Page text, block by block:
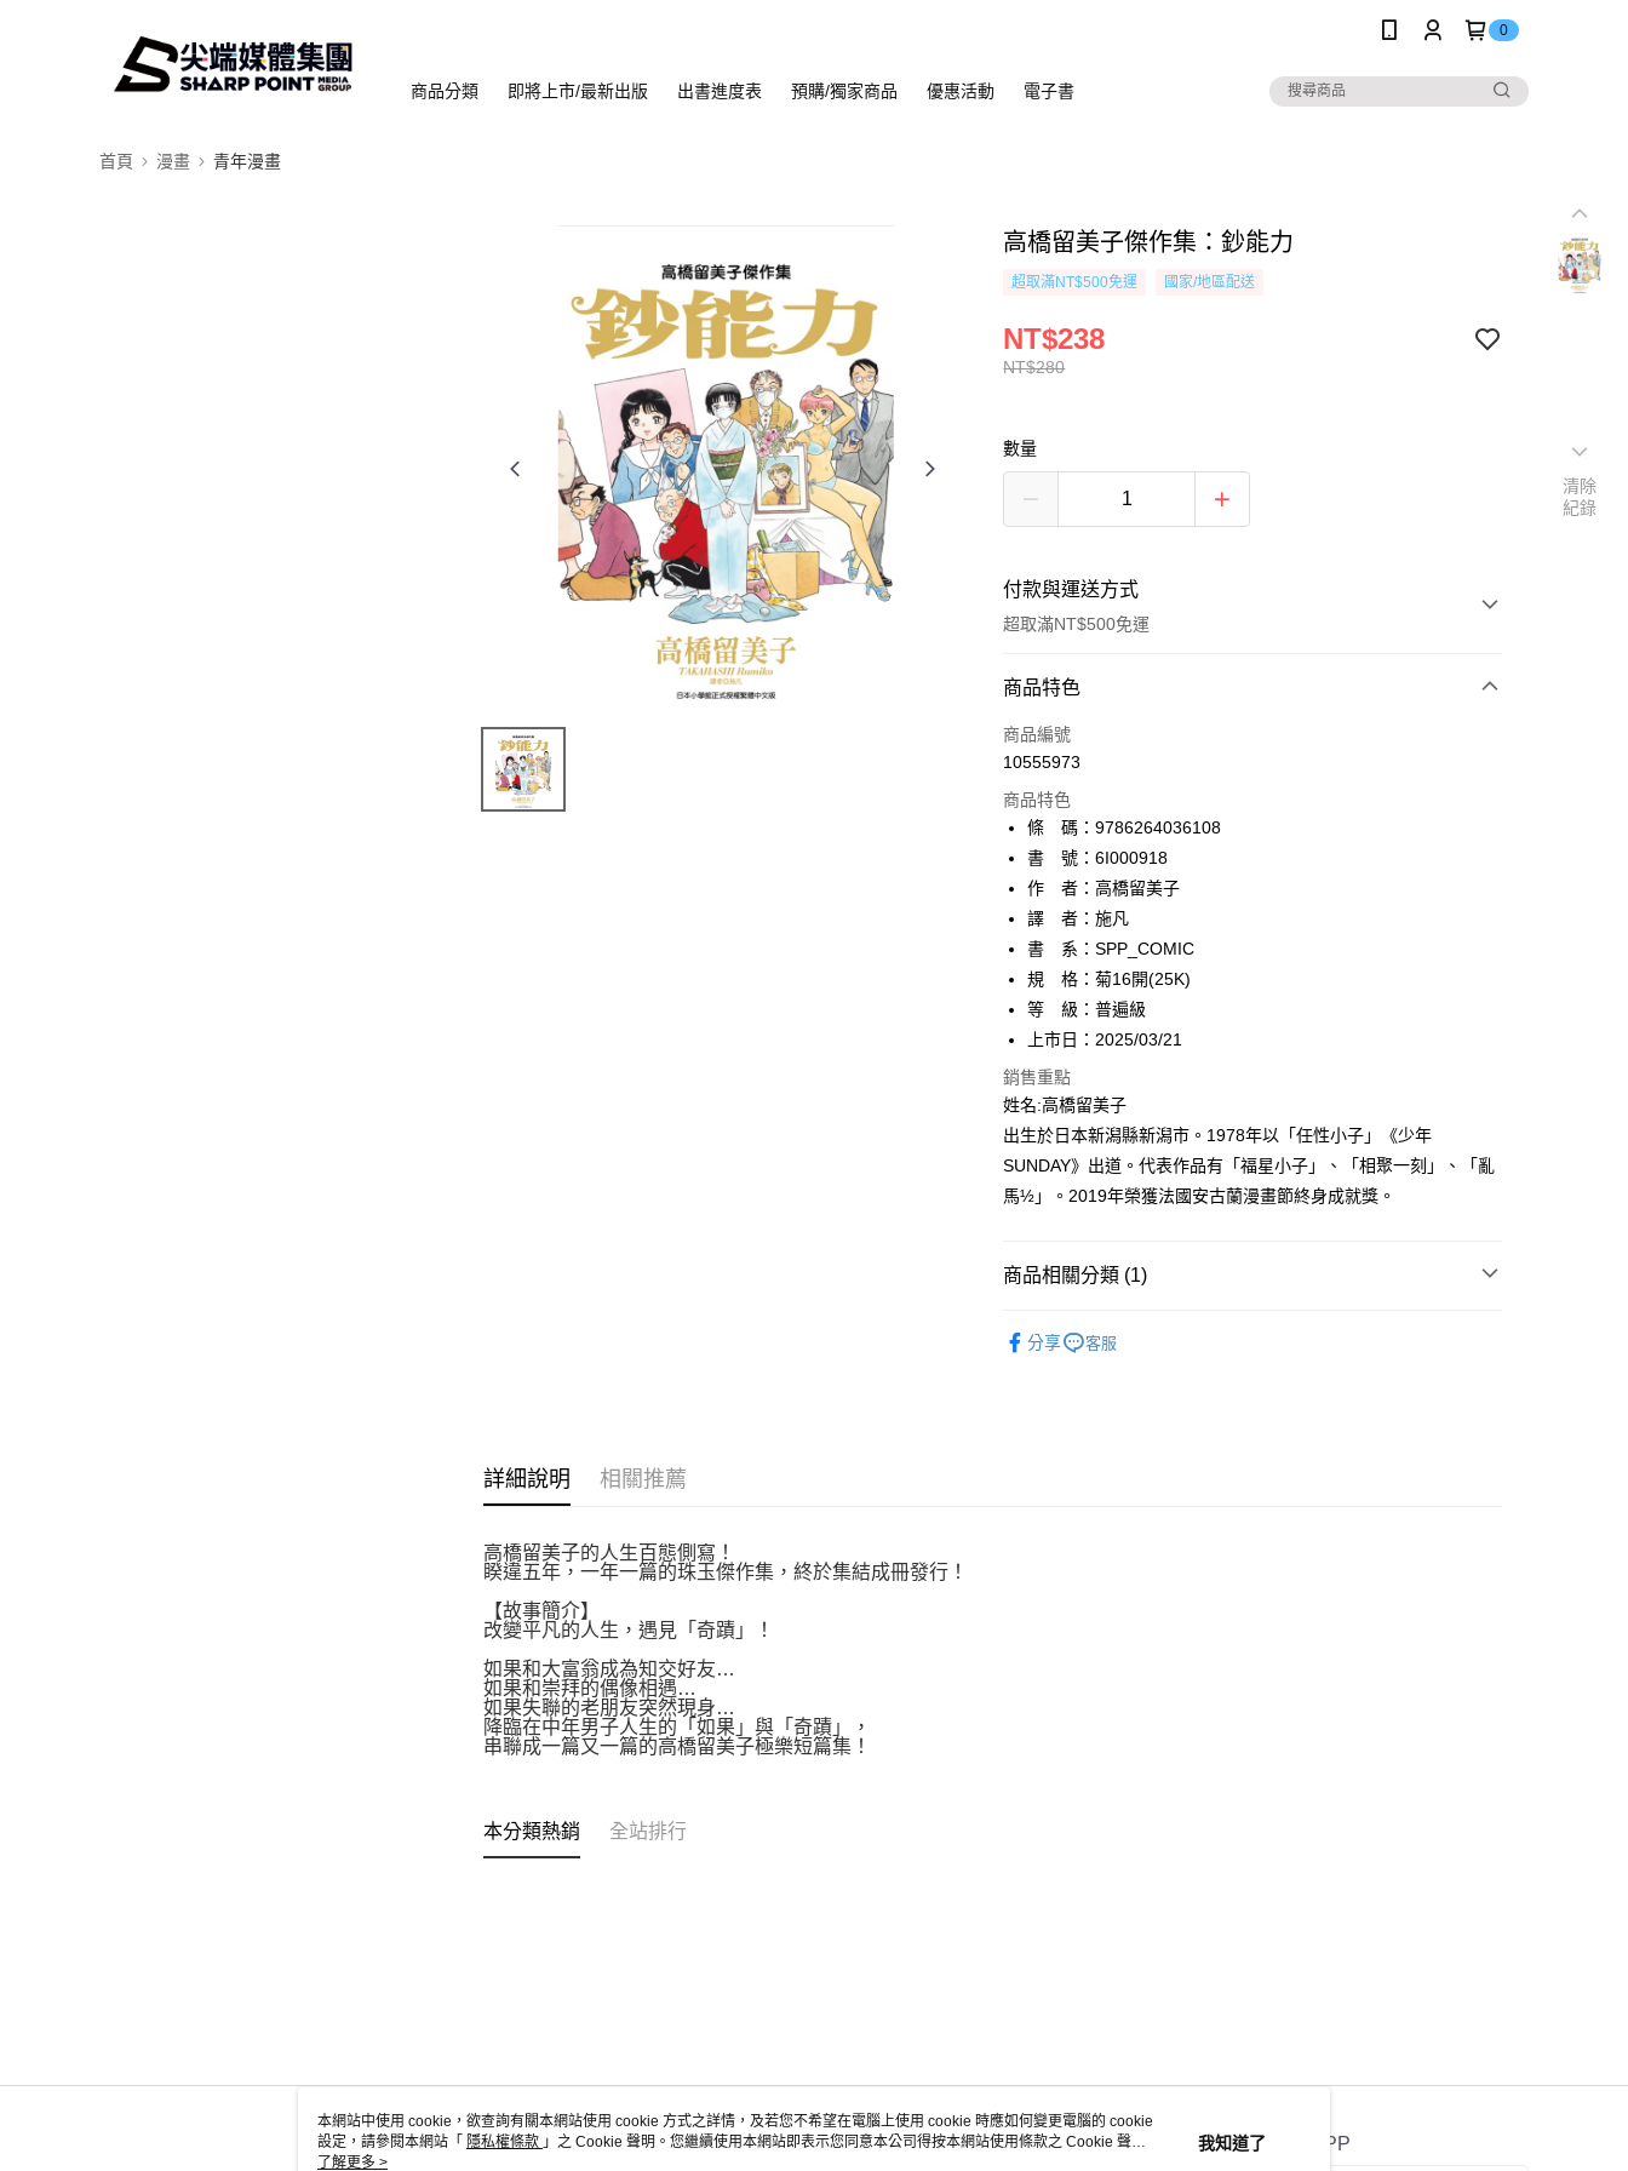
0
商品分類 即將上市/最新出版 出書進度表 預購/獨家商品 優惠活動 電子書
首頁 漫畫 青年漫畫
高橋留美子傑作集：鈔能力
超取滿NT$500免運 國家/地區配送
NT$280
NT$238
數量
付款與運送方式
超取滿NT$500免運
付款方式
信用卡一次付款
AFTEE先享後付
相關說明
AFTEE先享後付是「在收到商品之後才付款」的支付方式。 讓您購物簡單
便利好安心！
１．簡單：不需註冊會員、不需綁卡、不需儲值。
２．便利：只要手機號碼，簡訊認證，即可結帳。
３．安心：先確認商品／服務後，再付款。
１．於結帳方式選擇「AFTEE先享後付」後，將跳轉至「AFTEE先享後
付」結帳頁面，進行簡訊認證並確認金額後，即可完成結帳。
２．訂單成立數日內，您將收到繳費通知簡訊。
３．收到繳費通知簡訊後14天內，點擊此簡訊中的連結，可透過四大超商
／ATM／網路銀行／等多元方式進行付款，方視為交易完成。
※ 請注意：結帳手續完成當下不需立刻繳費，但若您需要取消訂單，請聯
絡購買商品的店家。未經商家同意取消之訂單仍視為有效，需透過AFTEE
先享後付繳納相關費用。
付客戶支援中心」https://netprotections.freshdesk.com/support/home
１．透過由恩沛科技股份有限公司提供之「AFTEE先享後付」服務完成之
交易，需依本服務之必要範圍內提供個人資料，並將交易相關給付款項請
ATM付款
運送方式
全家取貨付款
每筆NT$80，滿NT$500(含以上)免運費
付款後全家取貨
每筆NT$80，滿NT$500(含以上)免運費
萊爾富取貨付款
每筆NT$80，滿NT$500(含以上)免運費
每筆NT$80，滿NT$500(含以上)免運費
每筆NT$80，滿NT$500(含以上)免運費
商品特色
商品編號
10555973
商品特色
條 碼：9786264036108
書 號：6I000918
作 者：高橋留美子
譯 者：施凡
書 系：SPP_COMIC
規 格：菊16開(25K)
等 級：普遍級
上市日：2025/03/21
銷售重點
姓名:高橋留美子
出生於日本新潟縣新潟市。1978年以「任性小子」《少年
SUNDAY》出道。代表作品有「福星小子」、「相聚一刻」、「亂
馬½」。2019年榮獲法國安古蘭漫畫節終身成就獎。
商品相關分類 (1)
分享
客服
詳細說明 相關推薦
高橋留美子的人生百態側寫！
睽違五年，一年一篇的珠玉傑作集，終於集結成冊發行！
【故事簡介】
改變平凡的人生，遇見「奇蹟」！
如果和大富翁成為知交好友…
如果和崇拜的偶像相遇…
如果失聯的老朋友突然現身…
降臨在中年男子人生的「如果」與「奇蹟」，
串聯成一篇又一篇的高橋留美子極樂短篇集！
本分類熱銷 全站排行
關於我們 客服資訊 官方APP
清除
紀錄
本網站中使用 cookie，欲查詢有關本網站使用 cookie 方式之詳情，及若您不希望在電腦上使用 cookie 時應如何變更電腦的 cookie
設定，請參閱本網站「 隱私權條款 」之 Cookie 聲明。您繼續使用本網站即表示您同意本公司得按本網站使用條款之 Cookie 聲明
使用 cookie。
了解更多 >
我知道了